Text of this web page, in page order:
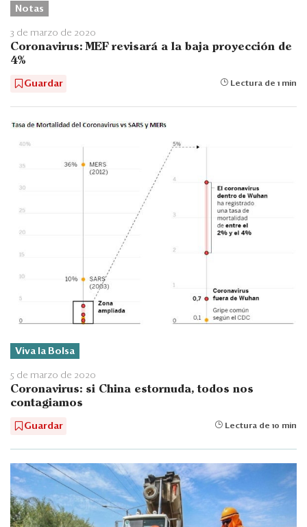
Notas
3 de marzo de 2020
Coronavirus: MEF revisará a la baja proyección de
4%
Guardar Lectura de 1 min
Viva la Bolsa
5 de marzo de 2020
Coronavirus: si China estornuda, todos nos
contagiamos
Guardar Lectura de 10 min